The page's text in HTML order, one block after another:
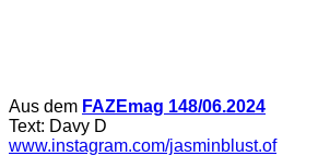
Aus dem FAZEmag 148/06.2024
Text: Davy D
www.instagram.com/jasminblust.of